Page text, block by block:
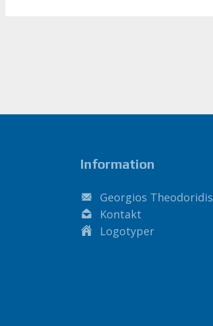
Information
Georgios Theodoridis
Kontakt
Logotyper